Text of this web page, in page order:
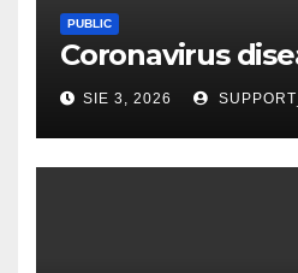
PUBLIC
Coronavirus
SIE 3, 2026